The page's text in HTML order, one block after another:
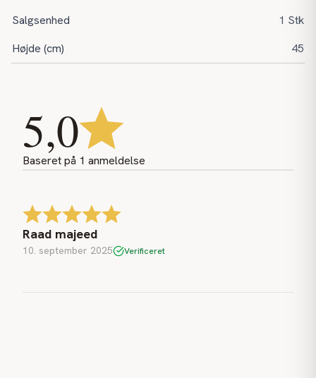
Salgsenhed
1 Stk
Højde (cm)
45
5,0
Baseret på 1 anmeldelse
Raad majeed
10. september 2025 Verificeret